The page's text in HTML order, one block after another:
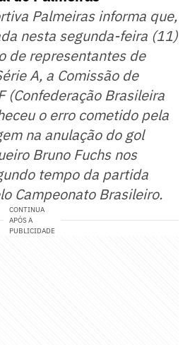
Palmeiras informa que,
nesta segunda-feira (11)
de representantes de
A, a Comissão de
(Confederação Brasileira
o erro cometido pela
na anulação do gol
Bruno Fuchs nos
tempo da partida
Campeonato Brasileiro.
CONTINUA
APÓS A
PUBLICIDADE